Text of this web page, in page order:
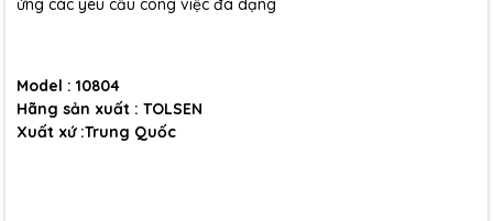
ứng các yêu cầu công việc đa dạng
Model : 10804
Hãng sản xuất : TOLSEN
Xuất xứ :Trung Quốc